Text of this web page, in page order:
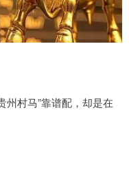
州村马”靠谱配，却是在